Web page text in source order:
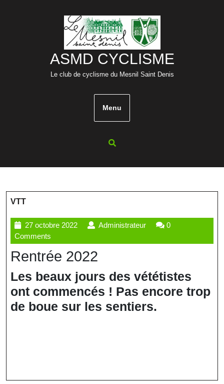
ASMD CYCLISME
Le club de cyclisme du Mesnil Saint Denis
Menu
VTT
27 octobre 202227
2022
AdministrateurAdministrateur
0
Comments
Rentrée 2022
Les beaux jours des vététistes
ont commencés ! Pas encore trop
de boue sur les sentiers.